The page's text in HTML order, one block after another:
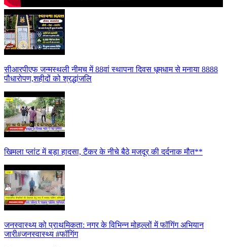
सीआरपीएफ जन्मस्थली नीमच में 88वां स्थापना दिवस धूमधाम से मनाया 8888
पौधारोपण,शहीदों को श्रद्धांजलि
खिमला प्लांट में बड़ा हादसा, टैंकर के नीचे बैठे मजदूर की दर्दनाक मौत**
जनस्वास्थ्य को प्राथमिकता: नगर के विभिन्न मोहल्लों में फॉगिंग अभियान
जारी#जनस्वास्थ्य #फॉगिंग